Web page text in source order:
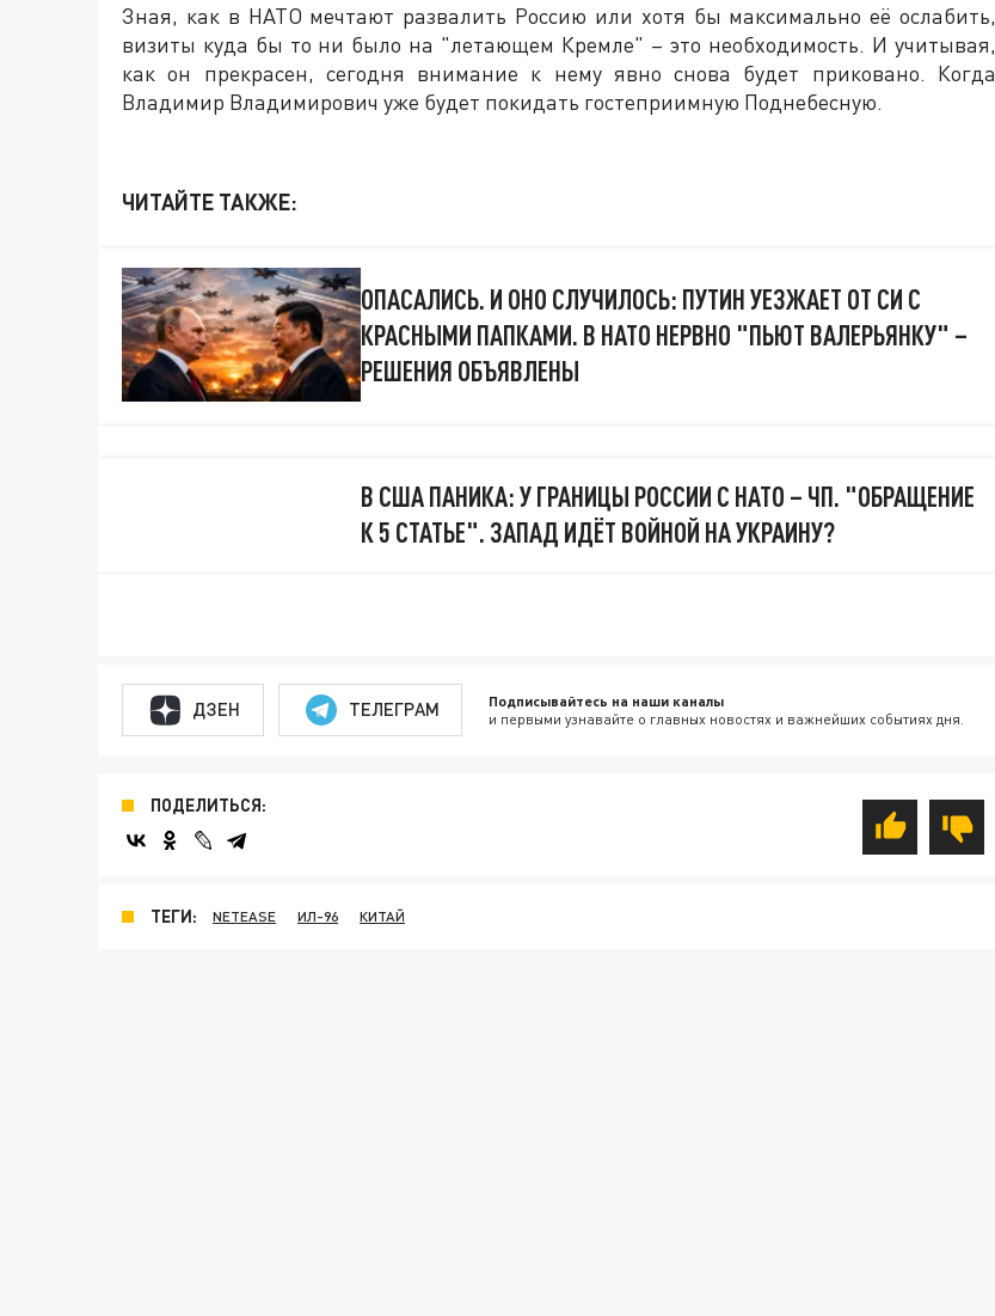
Зная, как в НАТО мечтают развалить Россию или хотя бы максимально её ослабить,
визиты куда бы то ни было на "летающем Кремле" – это необходимость. И учитывая,
как он прекрасен, сегодня внимание к нему явно снова будет приковано. Когда
Владимир Владимирович уже будет покидать гостеприимную Поднебесную.
ЧИТАЙТЕ ТАКЖЕ:
ОПАСАЛИСЬ. И ОНО СЛУЧИЛОСЬ: ПУТИН УЕЗЖАЕТ ОТ СИ С
КРАСНЫМИ ПАПКАМИ. В НАТО НЕРВНО "ПЬЮТ ВАЛЕРЬЯНКУ" –
РЕШЕНИЯ ОБЪЯВЛЕНЫ
В США ПАНИКА: У ГРАНИЦЫ РОССИИ С НАТО – ЧП. "ОБРАЩЕНИЕ
К 5 СТАТЬЕ". ЗАПАД ИДЁТ ВОЙНОЙ НА УКРАИНУ?
ДЗЕН ТЕЛЕГРАМ Подписывайтесь на наши каналы
и первыми узнавайте о главных новостях и важнейших событиях дня.
ПОДЕЛИТЬСЯ:
ТЕГИ: NETEASE ИЛ-96 КИТАЙ